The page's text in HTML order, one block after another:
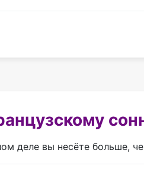
деле вы несёте больше,